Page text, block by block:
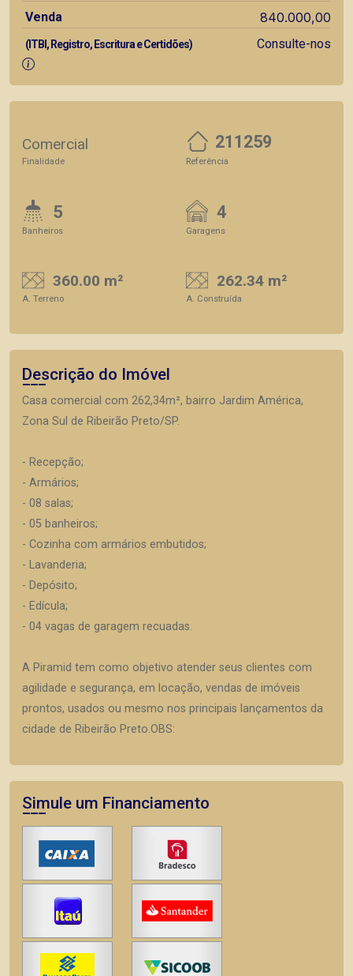
Venda
840.000,00
(ITBI, Registro, Escritura e Certidões) Consulte-nos
Comercial
Finalidade
211259
Referência
5
Banheiros
4
Garagens
360.00 m²
A. Terreno
262.34 m²
A. Construída
Descrição do Imóvel
Casa comercial com 262,34m², bairro Jardim América,
Zona Sul de Ribeirão Preto/SP.
- Recepção;
- Armários;
- 08 salas;
- 05 banheiros;
- Cozinha com armários embutidos;
- Lavanderia;
- Depósito;
- Edícula;
- 04 vagas de garagem recuadas.
A Piramid tem como objetivo atender seus clientes com
agilidade e segurança, em locação, vendas de imóveis
prontos, usados ou mesmo nos principais lançamentos da
cidade de Ribeirão Preto.OBS:
Simule um Financiamento